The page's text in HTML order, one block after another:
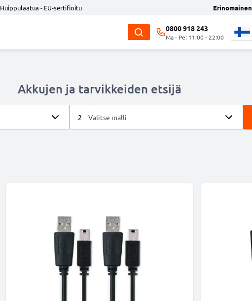
Huippulaatua - EU-sertifioitu Erinomainen
0800 918 243
Ma - Pe: 11:00 - 22:00
Akkujen ja tarvikkeiden etsijä
2 Valitse malli